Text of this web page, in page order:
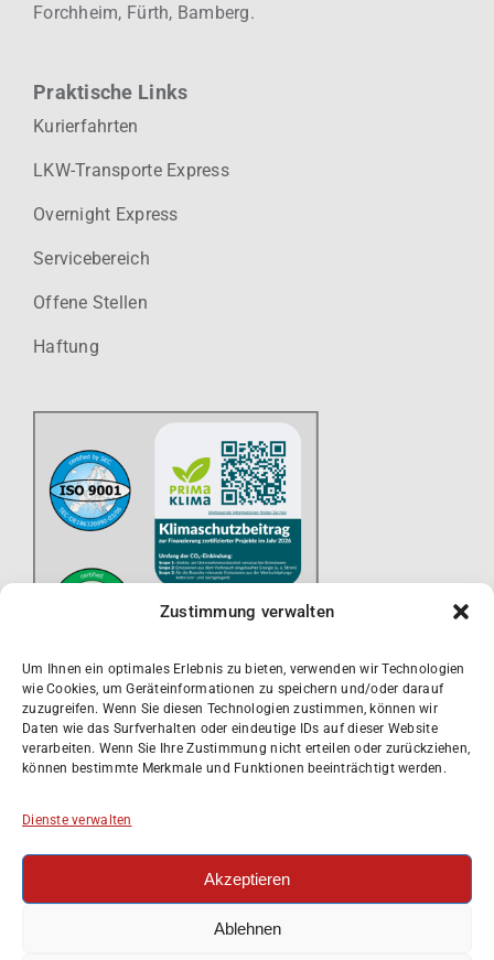
Zustimmung verwalten
Um Ihnen ein optimales Erlebnis zu bieten, verwenden wir Technologien
wie Cookies, um Geräteinformationen zu speichern und/oder darauf
zuzugreifen. Wenn Sie diesen Technologien zustimmen, können wir
Daten wie das Surfverhalten oder eindeutige IDs auf dieser Website
verarbeiten. Wenn Sie Ihre Zustimmung nicht erteilen oder zurückziehen,
können bestimmte Merkmale und Funktionen beeinträchtigt werden.
Dienste verwalten
Akzeptieren
Ablehnen
Forchheim, Fürth, Bamberg.
Praktische Links
Kurierfahrten
LKW-Transporte Express
Overnight Express
Servicebereich
Offene Stellen
Haftung